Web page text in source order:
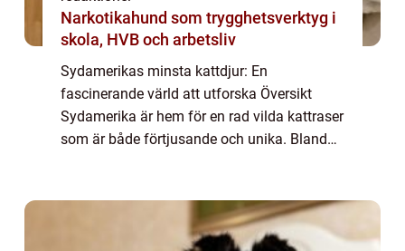
Narkotikahund som trygghetsverktyg i
skola, HVB och arbetsliv
Sydamerikas minsta kattdjur: En
fascinerande värld att utforska Översikt
Sydamerika är hem för en rad vilda kattraser
som är både förtjusande och unika. Bland